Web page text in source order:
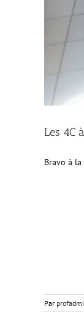
Les 4C
Bravo à la
Par